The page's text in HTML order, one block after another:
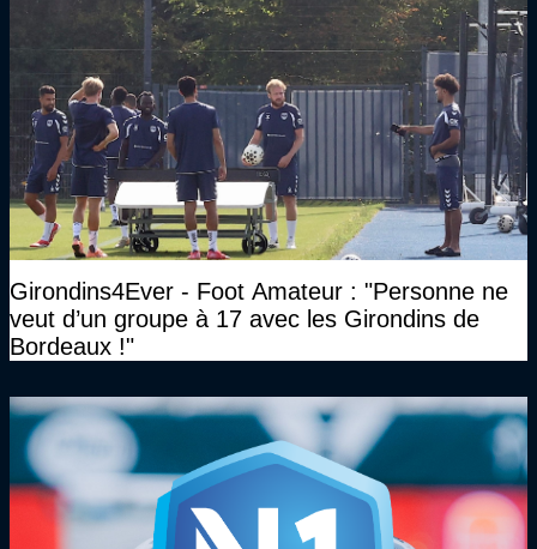
Girondins4Ever - Foot Amateur : "Personne ne
veut d’un groupe à 17 avec les Girondins de
Bordeaux !"